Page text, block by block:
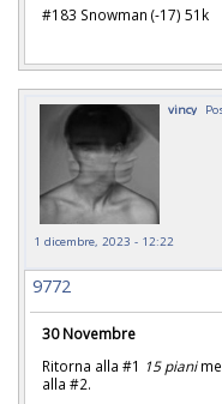
#183 Snowman (-17) 51k
vincy
1 dicembre, 2023 - 12:22
9772
30 Novembre
Ritorna alla #1 15 piani
alla #2.